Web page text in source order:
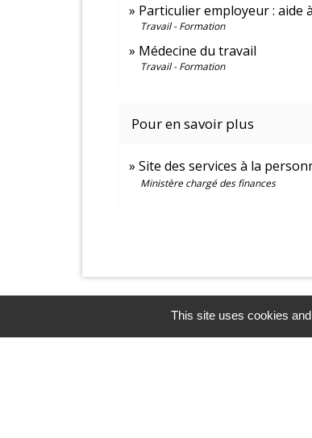
Particulier employeur : aide
Travail - Formation
Médecine du travail
Travail - Formation
Pour en savoir plus
Site des services à la
Ministère chargé des finances
This site uses cookies